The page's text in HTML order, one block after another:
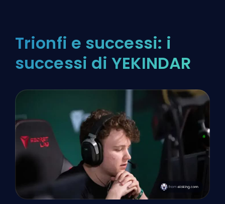
Trionfi e successi: i
successi di YEKINDAR